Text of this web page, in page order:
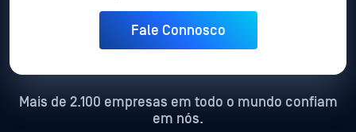
Mais de 2.100 empresas em todo o mundo confiam
em nós.